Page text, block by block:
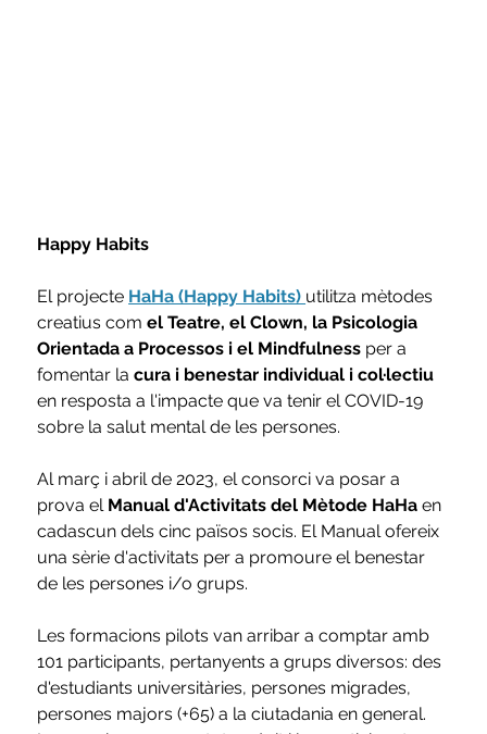
Happy Habits
El projecte HaHa (Happy Habits) utilitza mètodes
creatius com el Teatre, el Clown, la Psicologia
Orientada a Processos i el Mindfulness per a
fomentar la cura i benestar individual i col·lectiu
en resposta a l'impacte que va tenir el COVID-19
sobre la salut mental de les persones.
Al març i abril de 2023, el consorci va posar a
prova el Manual d'Activitats del Mètode HaHa en
cadascun dels cinc països socis. El Manual ofereix
una sèrie d'activitats per a promoure el benestar
de les persones i/o grups.
Les formacions pilots van arribar a comptar amb
101 participants, pertanyents a grups diversos: des
d'estudiants universitàries, persones migrades,
persones majors (+65) a la ciutadania en general.